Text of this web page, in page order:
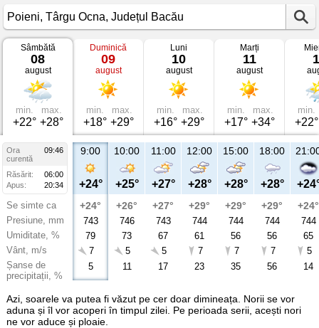
Vremea
Poieni
Târgu
Ocna,
Județul
Bacău
Sâmbătă
08
august
min.
+22°
max.
+28°
Duminică
09
august
min.
+18°
max.
+29°
Luni
10
august
min.
+16°
max.
+29°
Marți
11
august
min.
+17°
max.
+34°
min.
+22°
Ora
09:46
curentă
Răsărit:
06:00
Apus:
20:34
Se simte ca
Presiune, mm
Umiditate, %
Vânt, m/s
Șanse de
precipitații, %
9:00
+24°
+24°
743
79
7
5
10:00
+25°
+26°
746
73
5
11
11:00
+27°
+27°
743
67
5
17
12:00
+28°
+29°
744
61
7
23
15:00
+28°
+29°
744
56
7
35
18:00
+28°
+29°
744
56
7
56
+24°
744
65
5
14
Azi, soarele va putea fi văzut pe cer doar dimineața. Norii se vor
aduna și îl vor acoperi în timpul zilei. Pe perioada serii, acești nori
ne vor aduce și ploaie.